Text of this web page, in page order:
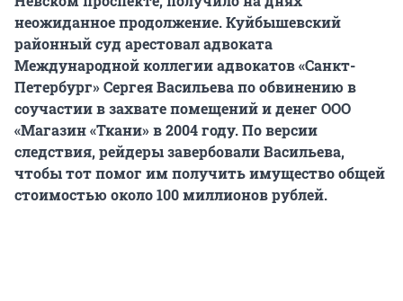
неожиданное продолжение. Куйбышевский
районный суд арестовал адвоката
Международной коллегии адвокатов «Санкт-
Петербург» Сергея Васильева по обвинению в
соучастии в захвате помещений и денег ООО
«Магазин «Ткани» в 2004 году. По версии
следствия, рейдеры завербовали Васильева,
чтобы тот помог им получить имущество общей
стоимостью около 100 миллионов рублей.